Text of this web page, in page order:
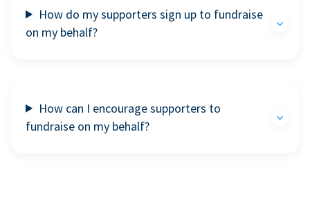
How do my supporters sign up to fundraise
on my behalf?
How can I encourage supporters to
fundraise on my behalf?